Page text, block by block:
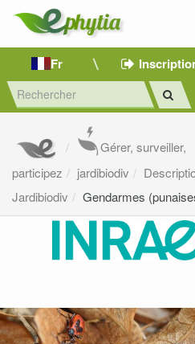
Fr
Gérer, surveiller,
participez
jardibiodiv
Jardibiodiv
Gendarmes